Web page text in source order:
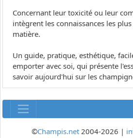
Concernant leur toxicité ou leur
intègrent les connaissances les
matière.
Un guide, pratique, esthétique,
emporter avec soi, qui présente
savoir aujourd'hui sur les
©Champis.net2004-2026 |